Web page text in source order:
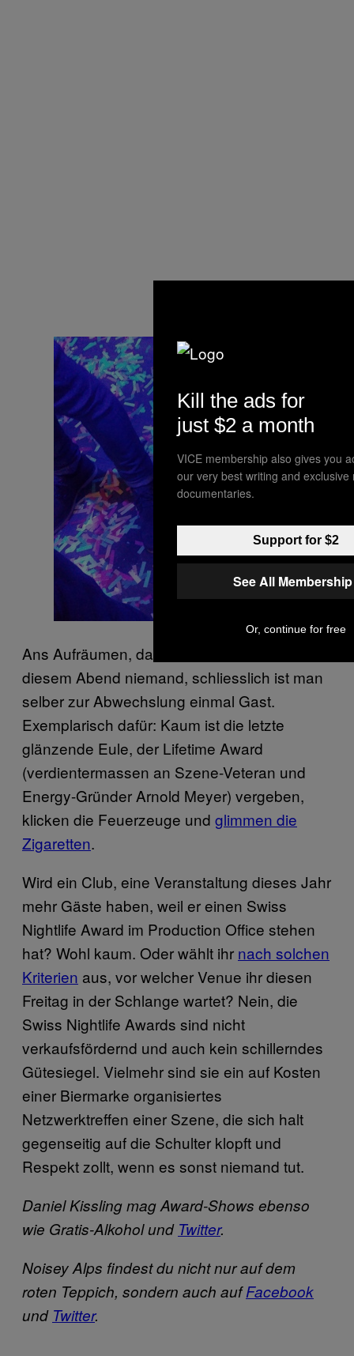
Ans Aufräumen, daran denken möchte an
diesem Abend niemand, schliesslich ist man
selber zur Abwechslung einmal Gast.
Exemplarisch dafür: Kaum ist die letzte
glänzende Eule, der Lifetime Award
(verdientermassen an Szene-Veteran und
Energy-Gründer Arnold Meyer) vergeben,
klicken die Feuerzeuge und glimmen die
Zigaretten.
Wird ein Club, eine Veranstaltung dieses Jahr
mehr Gäste haben, weil er einen Swiss
Nightlife Award im Production Office stehen
hat? Wohl kaum. Oder wählt ihr nach solchen
Kriterien aus, vor welcher Venue ihr diesen
Freitag in der Schlange wartet? Nein, die
Swiss Nightlife Awards sind nicht
verkaufsfördernd und auch kein schillerndes
Gütesiegel. Vielmehr sind sie ein auf Kosten
einer Biermarke organisiertes
Netzwerktreffen einer Szene, die sich halt
gegenseitig auf die Schulter klopft und
Respekt zollt, wenn es sonst niemand tut.
Daniel Kissling mag Award-Shows ebenso
wie Gratis-Alkohol und Twitter.
Noisey Alps findest du nicht nur auf dem
roten Teppich, sondern auch aufFacebook
und Twitter.
Kill the ads for
just $2 a month
VICE membership also gives you
our very best writing and exclusive
documentaries.
Support for $2
See All
Or, continue for free